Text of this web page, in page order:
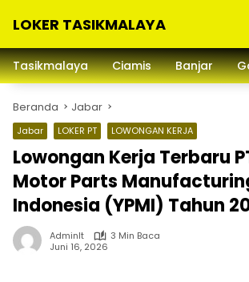
LOKER TASIKMALAYA
Lowongan
Kerja
dan
Sekitarna
Tasikmalaya Ciamis Banjar
Beranda Jabar
Jabar LOKER PT LOWONGAN KERJA
Lowongan Kerja Terbaru
Motor Parts
Indonesia (YPMI) Tahun
Adminlt
3 Min Baca
Juni 16, 2026